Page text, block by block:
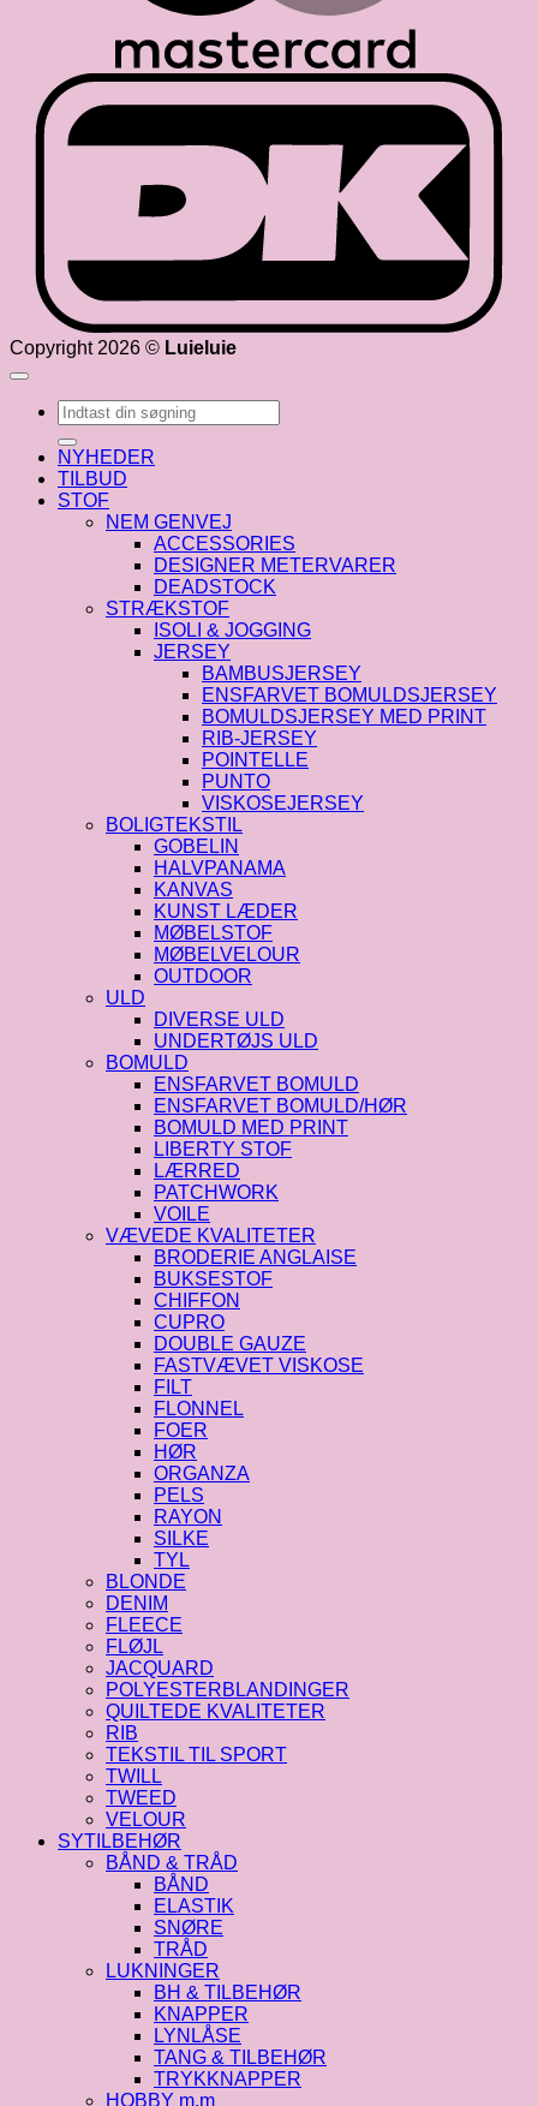
Copyright 2026 © Luieluie
Søg
efter:
NYHEDER
TILBUD
STOF
NEM GENVEJ
ACCESSORIES
DESIGNER METERVARER
DEADSTOCK
STRÆKSTOF
ISOLI & JOGGING
JERSEY
BAMBUSJERSEY
ENSFARVET BOMULDSJERSEY
BOMULDSJERSEY MED PRINT
RIB-JERSEY
POINTELLE
PUNTO
VISKOSEJERSEY
BOLIGTEKSTIL
GOBELIN
HALVPANAMA
KANVAS
KUNST LÆDER
MØBELSTOF
MØBELVELOUR
OUTDOOR
ULD
DIVERSE ULD
UNDERTØJS ULD
BOMULD
ENSFARVET BOMULD
ENSFARVET BOMULD/HØR
BOMULD MED PRINT
LIBERTY STOF
LÆRRED
PATCHWORK
VOILE
VÆVEDE KVALITETER
BRODERIE ANGLAISE
BUKSESTOF
CHIFFON
CUPRO
DOUBLE GAUZE
FASTVÆVET VISKOSE
FILT
FLONNEL
FOER
HØR
ORGANZA
PELS
RAYON
SILKE
TYL
BLONDE
DENIM
FLEECE
FLØJL
JACQUARD
POLYESTERBLANDINGER
QUILTEDE KVALITETER
RIB
TEKSTIL TIL SPORT
TWILL
TWEED
VELOUR
SYTILBEHØR
BÅND & TRÅD
BÅND
ELASTIK
SNØRE
TRÅD
LUKNINGER
BH & TILBEHØR
KNAPPER
LYNLÅSE
TANG & TILBEHØR
TRYKKNAPPER
HOBBY m.m